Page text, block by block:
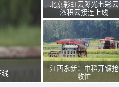
线
北京彩虹云隙光七彩云
浓积云接连上线
江西永新：中稻开镰抢
收忙